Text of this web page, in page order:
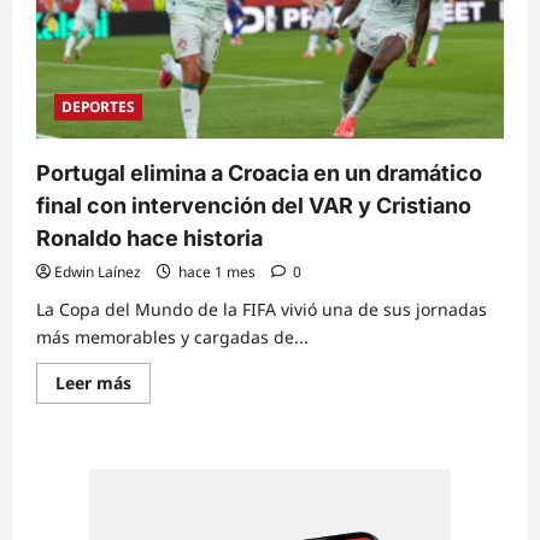
DEPORTES
Portugal elimina a Croacia en un dramático
final con intervención del VAR y Cristiano
Ronaldo hace historia
Edwin Laínez hace 1 mes 0
La Copa del Mundo de la FIFA vivió una de sus jornadas
más memorables y cargadas de...
Leer másRead
more